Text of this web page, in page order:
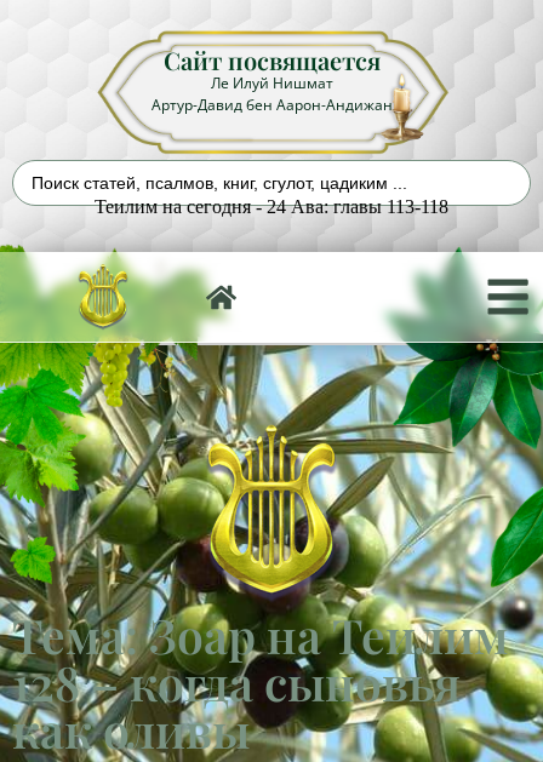
Сайт посвящается
Ле Илуй Нишмат
Артур-Давид бен Аарон-Андижан
Теилим на сегодня - 24 Ава: главы 113-118
Тема: Зоар на Теилим
128 – когда сыновья
как оливы